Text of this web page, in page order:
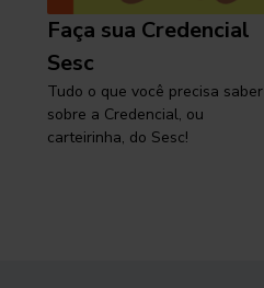
Faça sua Credencial
Sesc
Tudo o que você precisa saber
sobre a Credencial, ou
carteirinha, do Sesc!